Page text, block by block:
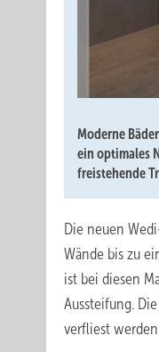
Moderne
ein optimales
freistehende
Die neuen
Wände bis zu
ist bei diesen
Aussteifung.
verfliest